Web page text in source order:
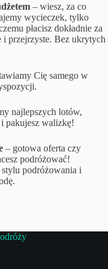
– wiesz, za co
wycieczek, tylko
płacisz dokładnie za
i przejrzyste. Bez ukrytych
Cię samego w
najlepszych lotów,
pakujesz walizkę!
– gotowa oferta czy
podróżować!
podróżowania i